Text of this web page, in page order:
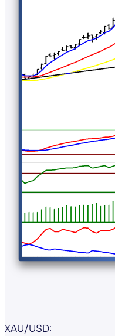
XAU/USD: